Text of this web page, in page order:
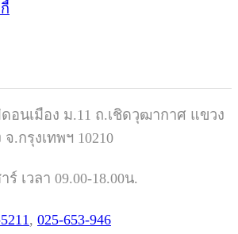
ดอนเมือง ม.11 ถ.เชิดวุฒากาศ แขวง
.กรุงเทพฯ 10210
เวลา 09.00-18.00น.
, 025-653-946